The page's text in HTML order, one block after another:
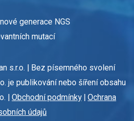
generace NGS
mutací
s.r.o. | Bez písemného svolení
je publikování nebo šíření obsahu
| Obchodní podmínky| Ochrana
údajů